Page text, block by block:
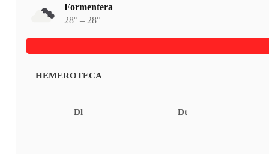
Formentera
28° – 28°
HEMEROTECA
Dl Dt